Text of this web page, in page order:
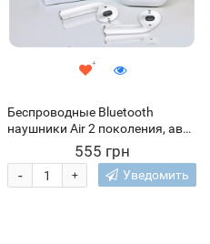
Беспроводные Bluetooth
наушники Air 2 поколения, авто
обнаружение уха,
беспроводная зарядка,
шумоподавление (509)
555 грн
+
- Уведомить